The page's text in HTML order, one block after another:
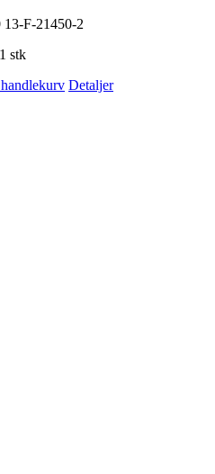
13-F-21450-2
stk
Detaljer